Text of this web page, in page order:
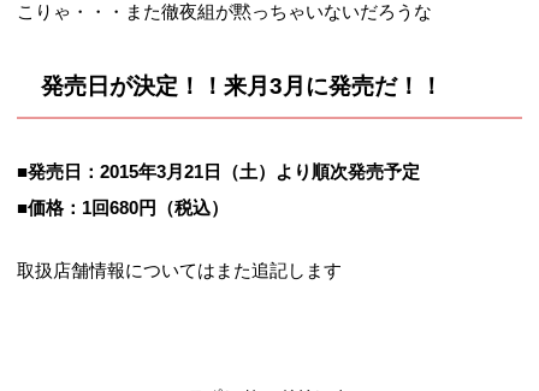
こりゃ・・・また徹夜組が黙っちゃいないだろうな
発売日が決定！！来月3月に発売だ！！
■発売日：2015年3月21日（土）より順次発売予定
■価格：1回680円（税込）
取扱店舗情報についてはまた追記します